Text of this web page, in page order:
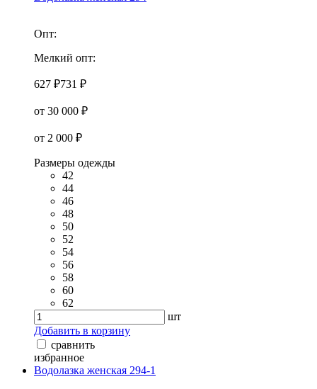
Опт:
Мелкий опт:
627 ₽731 ₽
от 30 000 ₽
от 2 000 ₽
Размеры одежды
42
44
46
48
50
52
54
56
58
60
62
шт
Добавить в корзину
сравнить
избранное
Водолазка женская 294-1